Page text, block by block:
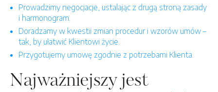
Prowadzimy negocjacje, ustalając z drugą stroną zasady
i harmonogram.
Doradzamy w kwestii zmian procedur i wzorów umów –
tak, by ułatwić Klientowi życie.
Przygotujemy umowę zgodnie z potrzebami Klienta.
Najważniejszy jest